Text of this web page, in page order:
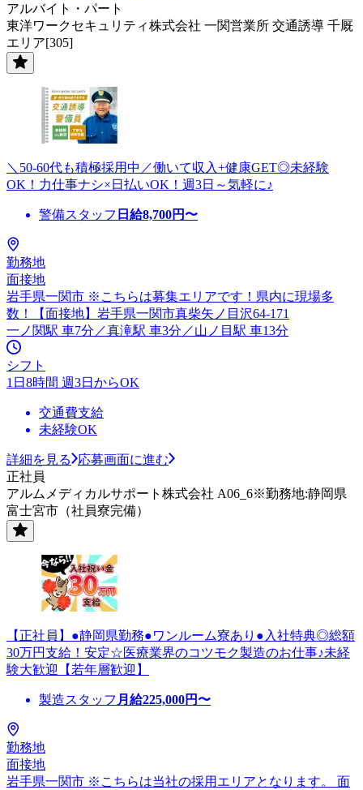
アルバイト・パート
東洋ワークセキュリティ株式会社 一関営業所 交通誘導 千厩
エリア[305]
＼50-60代も積極採用中／働いて収入+健康GET◎未経験
OK！力仕事ナシ×日払いOK！週3日～気軽に♪
警備スタッフ 日給8,700円〜
勤務地
面接地
岩手県一関市 ※こちらは募集エリアです！県内に現場多
数！【面接地】岩手県一関市真柴矢ノ目沢64-171
一ノ関駅 車7分／真滝駅 車3分／山ノ目駅 車13分
シフト
1日8時間 週3日からOK
交通費支給
未経験OK
詳細を見る
応募画面に進む
正社員
アルムメディカルサポート株式会社 A06_6※勤務地:静岡県
富士宮市（社員寮完備）
【正社員】●静岡県勤務●ワンルーム寮あり●入社特典◎総額
30万円支給！安定☆医療業界のコツモク製造のお仕事♪未経
験大歓迎【若年層歓迎】
製造スタッフ 月給225,000円〜
勤務地
面接地
岩手県一関市 ※こちらは当社の採用エリアとなります。 面